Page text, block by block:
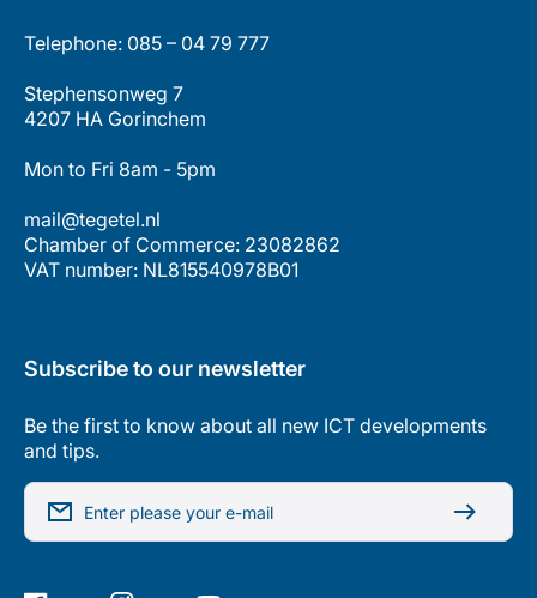
Telephone: 085 – 04 79 777
Stephensonweg 7
4207 HA Gorinchem
Mon to Fri 8am - 5pm
mail@tegetel.nl
Chamber of Commerce: 23082862
VAT number: NL815540978B01
Subscribe to our newsletter
Be the first to know about all new ICT developments
and tips.
Enter please your e-mail